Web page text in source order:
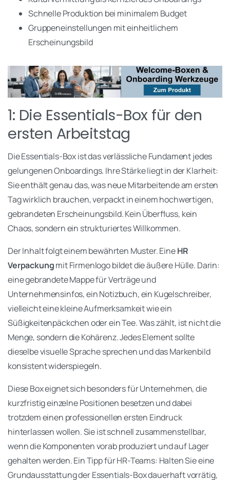
Schnelle Produktion bei minimalem Budget
Gruppeneinstellungen mit einheitlichem
Erscheinungsbild
1: Die Essentials-Box für den
ersten Arbeitstag
Die Essentials-Box ist das verlässliche Fundament jedes
gelungenen Onboardings. Ihre Stärke liegt in der Klarheit:
Sie enthält genau das, was neue Mitarbeitende am ersten
Tag wirklich brauchen, verpackt in einem hochwertigen,
gebrandeten Erscheinungsbild. Kein Überfluss, kein
Chaos, sondern ein strukturiertes Willkommen.
Der Inhalt folgt einem bewährten Muster. EineHR
Verpackungmit Firmenlogo bildet die äußere Hülle. Darin:
eine gebrandete Mappe für Verträge und
Unternehmensinfos, ein Notizbuch, ein Kugelschreiber,
vielleicht eine kleine Aufmerksamkeit wie ein
Süßigkeitenpäckchen oder ein Tee. Was zählt, ist nicht die
Menge, sondern die Kohärenz. Jedes Element sollte
dieselbe visuelle Sprache sprechen und das Markenbild
konsistent widerspiegeln.
Diese Box eignet sich besonders für Unternehmen, die
kurzfristig einzelne Positionen besetzen und dabei
trotzdem einen professionellen ersten Eindruck
hinterlassen wollen. Sie ist schnell zusammenstellbar,
wenn die Komponenten vorab produziert und auf Lager
gehalten werden. Ein Tipp für HR-Teams: Halten Sie eine
Grundausstattung der Essentials-Box dauerhaft vorrätig,